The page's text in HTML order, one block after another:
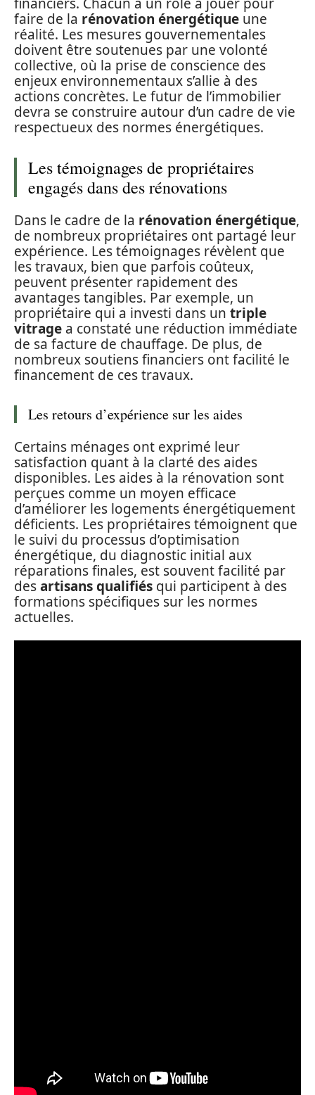
faire de la rénovation énergétique une
réalité. Les mesures gouvernementales
doivent être soutenues par une volonté
collective, où la prise de conscience des
enjeux environnementaux s’allie à des
actions concrètes. Le futur de l’immobilier
devra se construire autour d’un cadre de vie
respectueux des normes énergétiques.
Les témoignages de propriétaires
engagés dans des rénovations
Dans le cadre de la rénovation énergétique,
de nombreux propriétaires ont partagé leur
expérience. Les témoignages révèlent que
les travaux, bien que parfois coûteux,
peuvent présenter rapidement des
avantages tangibles. Par exemple, un
propriétaire qui a investi dans un triple
vitrage a constaté une réduction immédiate
de sa facture de chauffage. De plus, de
nombreux soutiens financiers ont facilité le
financement de ces travaux.
Les retours d’expérience sur les aides
Certains ménages ont exprimé leur
satisfaction quant à la clarté des aides
disponibles. Les aides à la rénovation sont
perçues comme un moyen efficace
d’améliorer les logements énergétiquement
déficients. Les propriétaires témoignent que
le suivi du processus d’optimisation
énergétique, du diagnostic initial aux
réparations finales, est souvent facilité par
desartisans qualifiés qui participent à des
formations spécifiques sur les normes
actuelles.